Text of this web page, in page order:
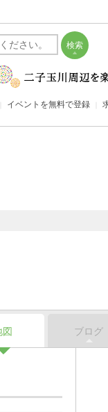
図 ブログ
イベントを無料で登録